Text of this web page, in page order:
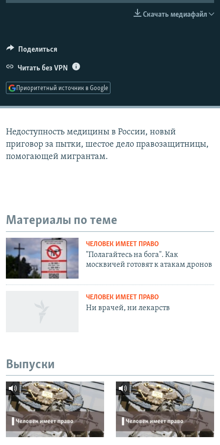
СОЦИАЛЬНЫЕ СЕТИ
Скачать медиафайл
Поделиться
Читать без VPN
Приоритетный источник в Google
Недоступность медицины в России, новый
приговор за пытки, шестое дело правозащитницы,
помогающей мигрантам.
Материалы по теме
ЧЕЛОВЕК ИМЕЕТ ПРАВО
"Полагайтесь на бога". Как
москвичей готовят к атакам дронов
ЧЕЛОВЕК ИМЕЕТ ПРАВО
Ни врачей, ни лекарств
Выпуски